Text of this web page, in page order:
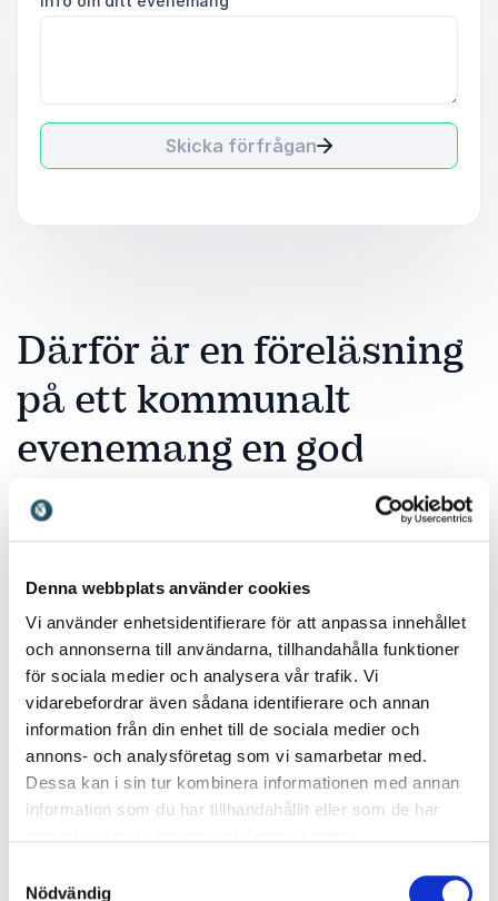
Denna webbplats använder cookies
Vi använder enhetsidentifierare för att anpassa innehållet
och annonserna till användarna, tillhandahålla funktioner
för sociala medier och analysera vår trafik. Vi
vidarebefordrar även sådana identifierare och annan
information från din enhet till de sociala medier och
annons- och analysföretag som vi samarbetar med.
Dessa kan i sin tur kombinera informationen med annan
information som du har tillhandahållit eller som de har
Nödvändig
Skicka förfrågan
Därför är en föreläsning
på ett kommunalt
evenemang en god
investering
föreläsning kan stärka dialogen mellan kommunen
och medborgarna och skapa större förståelse för de
frågor som präglar vardagen lokalt. En erfaren talare
eller moderator kan sätta ord på komplexa frågor,
skapa överblick och bidra med nyanser som ger
deltagarna något konkret att ta med sig.
Louise Bringseliusbidrar med djup kunskap om tillit,
styrning och organisationskultur – frågor som är
centrala i kommunal verksamhet. Hennes
På ett kommunalt evenemang hjälper hon deltagarna